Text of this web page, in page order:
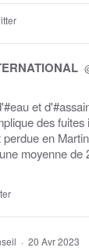
et
des
en
moyenne de
· 20 Avr 2023